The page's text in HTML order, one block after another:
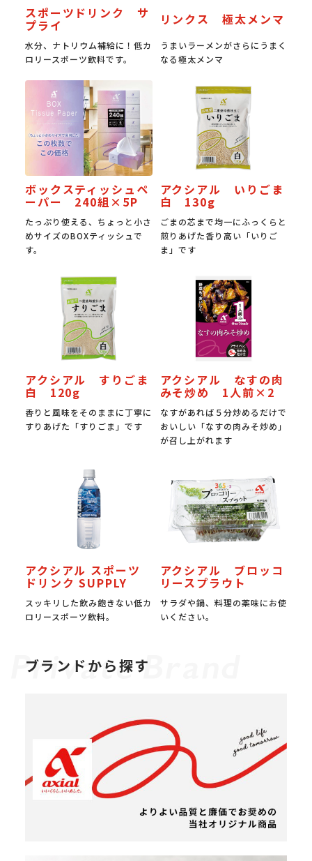
スポーツドリンク サ
プライ
水分、ナトリウム補給に！低カ
ロリースポーツ飲料です。
リンクス 極太メンマ
うまいラーメンがさらにうまく
なる極太メンマ
ボックスティッシュペ
ーパー 240組×5P
たっぷり使える、ちょっと小さ
めサイズのBOXティッシュで
す。
アクシアル いりごま
白 130g
ごまの芯まで均一にふっくらと
煎りあげた香り高い「いりご
ま」です
アクシアル すりごま
白 120g
香りと風味をそのままに丁寧に
すりあげた「すりごま」です
アクシアル なすの肉
みそ炒め 1人前×2
なすがあれば５分炒めるだけで
おいしい「なすの肉みそ炒め」
が召し上がれます
アクシアル スポーツ
ドリンク SUPPLY
スッキリした飲み飽きない低カ
ロリースポーツ飲料。
アクシアル ブロッコ
リースプラウト
サラダや鍋、料理の薬味にお使
いください。
ブランドから探す